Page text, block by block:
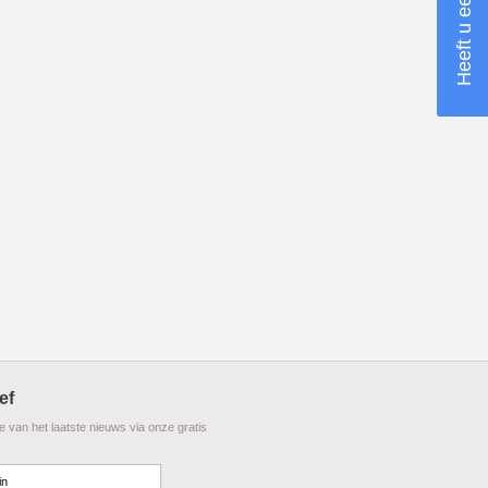
van het laatste nieuws via onze gratis